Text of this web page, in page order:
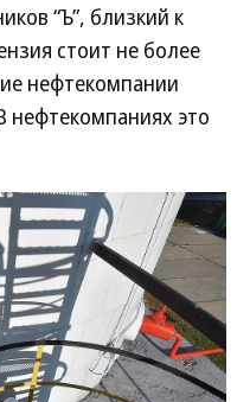
“Ъ”, близкий к
стоит не более
нефтекомпании
нефтекомпаниях это